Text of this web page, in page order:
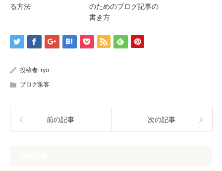
る方法
のためのブログ記事の
書き方
投稿者: ryo
ブログ集客
前の記事 次の記事